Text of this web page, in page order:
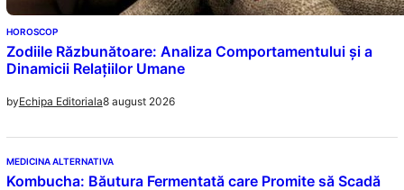
HOROSCOP
Zodiile Răzbunătoare: Analiza Comportamentului și a
Dinamicii Relațiilor Umane
byEchipa Editoriala8 august 2026
MEDICINA ALTERNATIVA
Kombucha: Băutura Fermentată care Promite să Scadă